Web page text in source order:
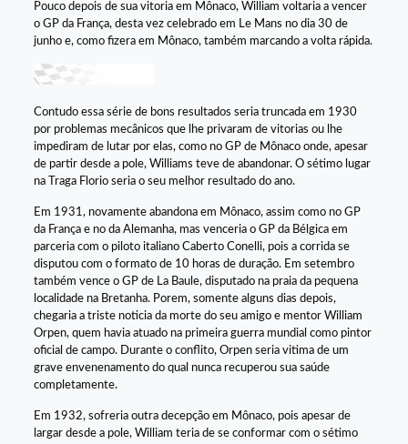
Pouco depois de sua vitoria em Mônaco, William voltaria a vencer
o GP da França, desta vez celebrado em Le Mans no dia 30 de
junho e, como fizera em Mônaco, também marcando a volta rápida.
Contudo essa série de bons resultados seria truncada em 1930
por problemas mecânicos que lhe privaram de vitorias ou lhe
impediram de lutar por elas, como no GP de Mônaco onde, apesar
de partir desde a pole, Williams teve de abandonar. O sétimo lugar
na Traga Florio seria o seu melhor resultado do ano.
Em 1931, novamente abandona em Mônaco, assim como no GP
da França e no da Alemanha, mas venceria o GP da Bélgica em
parceria com o piloto italiano Caberto Conelli, pois a corrida se
disputou com o formato de 10 horas de duração. Em setembro
também vence o GP de La Baule, disputado na praia da pequena
localidade na Bretanha. Porem, somente alguns dias depois,
chegaria a triste noticia da morte do seu amigo e mentor William
Orpen, quem havia atuado na primeira guerra mundial como pintor
oficial de campo. Durante o conflito, Orpen seria vitima de um
grave envenenamento do qual nunca recuperou sua saúde
completamente.
Em 1932, sofreria outra decepção em Mônaco, pois apesar de
largar desde a pole, William teria de se conformar com o sétimo